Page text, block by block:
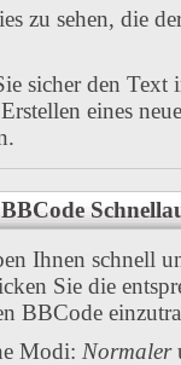
zu sehen, die
sicher den
eines
BBCode
Ihnen schnell
Sie die
BBCode
Modi: Normaler